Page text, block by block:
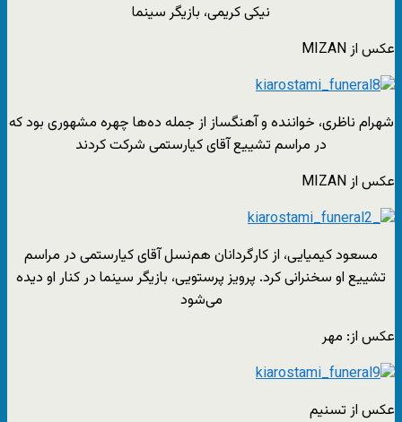
نیکی کریمی، بازیگر سینما
عکس از MIZAN
شهرام ناظری، خواننده و آهنگساز از جمله ده‌ها چهره مشهوری بود که
در مراسم تشییع آقای کیارستمی شرکت کردند
عکس از MIZAN
مسعود کیمیایی، از کارگردانان هم‌نسل آقای کیارستمی در مراسم
تشییع او سخنرانی کرد. پرویز پرستویی، بازیگر سینما در کنار او دیده
می‌شود
عکس از: مهر
عکس از تسنیم